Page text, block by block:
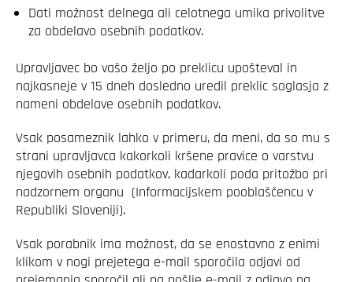
Dati možnost delnega ali celotnega umika privolitve
za obdelavo osebnih podatkov.
Upravljavec bo vašo željo po preklicu upošteval in
najkasneje v 15 dneh dosledno uredil preklic soglasja z
nameni obdelave osebnih podatkov.
Vsak posameznik lahko v primeru, da meni, da so mu s
strani upravljavca kakorkoli kršene pravice o varstvu
njegovih osebnih podatkov, kadarkoli poda pritožbo pri
nadzornem organu (Informacijskem pooblaščencu v
Republiki Sloveniji).
Vsak porabnik ima možnost, da se enostavno z enimi
klikom v nogi prejetega e-mail sporočila odjavi od